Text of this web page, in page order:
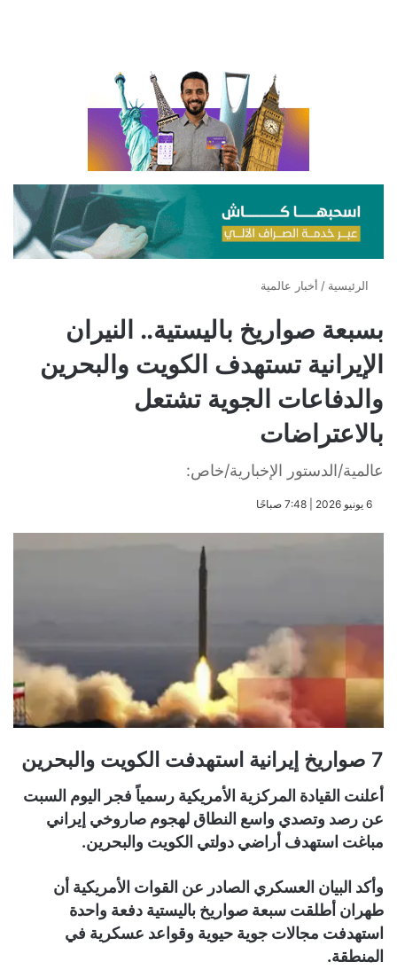
الرئيسية / أخبار عالمية
بسبعة صواريخ باليستية.. النيران
الإيرانية تستهدف الكويت والبحرين
والدفاعات الجوية تشتعل
بالاعتراضات
عالمية/الدستور الإخبارية/خاص:
​6 يونيو 2026 | 7:48 صباحًا
7 صواريخ إيرانية استهدفت الكويت والبحرين
أعلنت القيادة المركزية الأمريكية رسمياً فجر اليوم السبت
عن رصد وتصدي واسع النطاق لهجوم صاروخي إيراني
مباغت استهدف أراضي دولتي الكويت والبحرين.
وأكد البيان العسكري الصادر عن القوات الأمريكية أن
طهران أطلقت سبعة صواريخ باليستية دفعة واحدة
استهدفت مجالات جوية حيوية وقواعد عسكرية في
المنطقة.